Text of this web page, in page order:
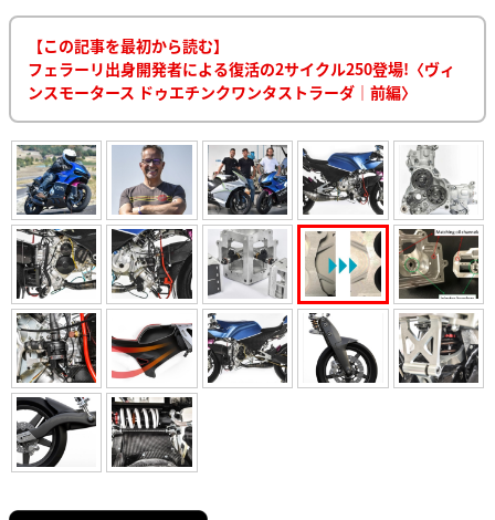
【この記事を最初から読む】
フェラーリ出身開発者による復活の2サイクル250登場!〈ヴィ
ンスモータース ドゥエチンクワンタストラーダ｜前編〉